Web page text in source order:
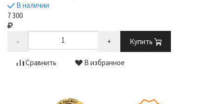
В наличии
7 300
- + Купить
Сравнить В избранное